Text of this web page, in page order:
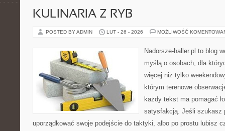
KULINARIA Z RYB
POSTED BY ADMIN LUT - 26 - 2026 MOŻLIWOŚĆ
Nadorsze-haller.pl to blog
myślą o osobach, dla
więcej niż tylko
którym terenowe
każdy tekst ma pomagać
satysfakcją. Jeśli szukasz
uporządkować swoje podejście do taktyki, albo po prostu lubisz